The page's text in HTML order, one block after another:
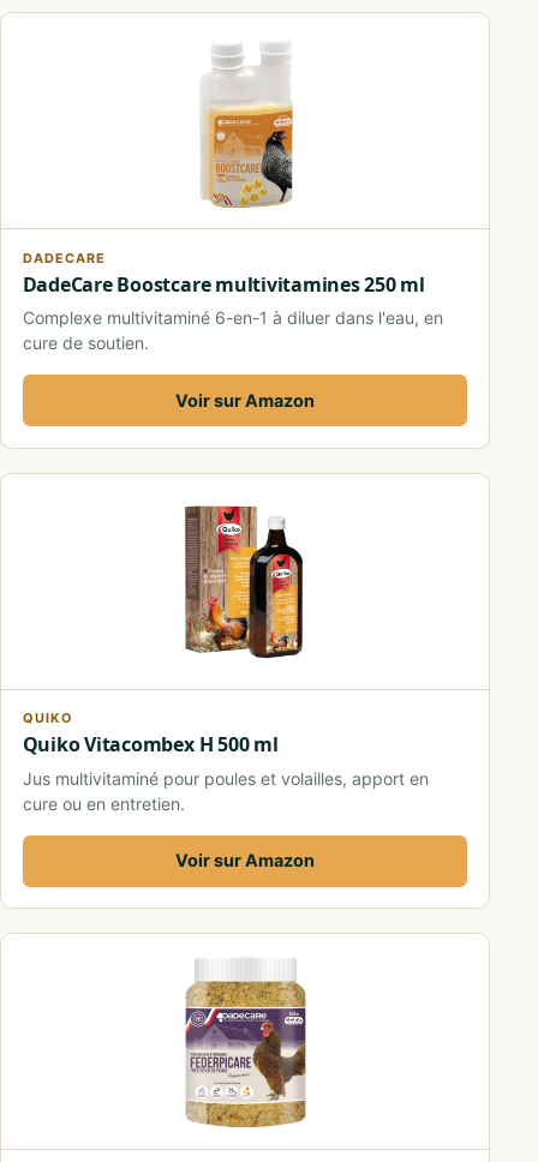
DADECARE
DadeCare Boostcare multivitamines 250 ml
Complexe multivitaminé 6-en-1 à diluer dans l'eau, en
cure de soutien.
Voir sur Amazon
QUIKO
Quiko Vitacombex H 500 ml
Jus multivitaminé pour poules et volailles, apport en
cure ou en entretien.
Voir sur Amazon